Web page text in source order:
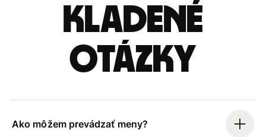
kladené
otázky
Ako môžem prevádzať meny?